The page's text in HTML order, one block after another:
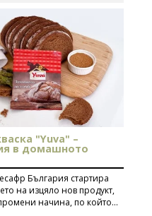
коментира рецептата
Киноа със зеленчуци
"Yuva" –
в домашното
България стартира
на изцяло нов продукт,
начина, по който...